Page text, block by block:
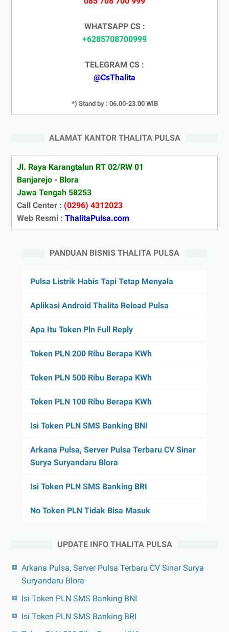
WHATSAPP CS :
+6285708700999
TELEGRAM CS :
@CsThalita
*) Stand by : 06.00-23.00 WIB
ALAMAT KANTOR THALITA PULSA
Jl. Raya Karangtalun RT 02/RW 01
Banjarejo - Blora
Jawa Tengah 58253
Call Center : (0296) 4312023
Web Resmi : ThalitaPulsa.com
PANDUAN BISNIS THALITA PULSA
Pulsa Listrik Habis Tapi Tetap Menyala
Aplikasi Android Thalita Reload Pulsa
Apa Itu Token Pln Full Reply
Token PLN 200 Ribu Berapa KWh
Token PLN 500 Ribu Berapa KWh
Token PLN 100 Ribu Berapa KWh
Isi Token PLN SMS Banking BNI
Arkana Pulsa, Server Pulsa Terbaru CV Sinar
Surya Suryandaru Blora
Isi Token PLN SMS Banking BRI
No Token PLN Tidak Bisa Masuk
UPDATE INFO THALITA PULSA
Arkana Pulsa, Server Pulsa Terbaru CV Sinar Surya
Suryandaru Blora
Isi Token PLN SMS Banking BNI
Isi Token PLN SMS Banking BRI